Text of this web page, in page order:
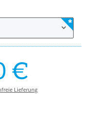
€
Lieferung